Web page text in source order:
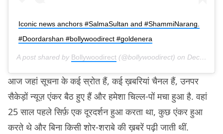
Iconic news anchors #SalmaSultan and #ShammiNarang.
#Doordarshan #bollywoodirect #goldenera
A post shared by Bollywoodirect (@bollywoodirect) on Dec 15, 2019 at 12:29am PST
आज जहां सूचना के कई स्रोत हैं, कई ख़बरियां चैनल हैं, उनपर
सैकेड़ों न्यूज़ एंकर बैठ हुए हैं और हमेशा चिल्ल-पों मचा हुआ है. वहां
25 साल पहले सिर्फ़ एक दूरदर्शन हुआ करता था, कुछ एंकर हुआ
करते थे और बिना किसी शोर-शराबे की ख़बरें पढ़ी जाती थीं.